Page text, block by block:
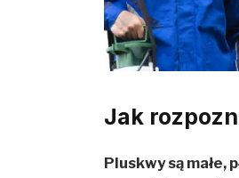
Jak
Pluskwy są małe,